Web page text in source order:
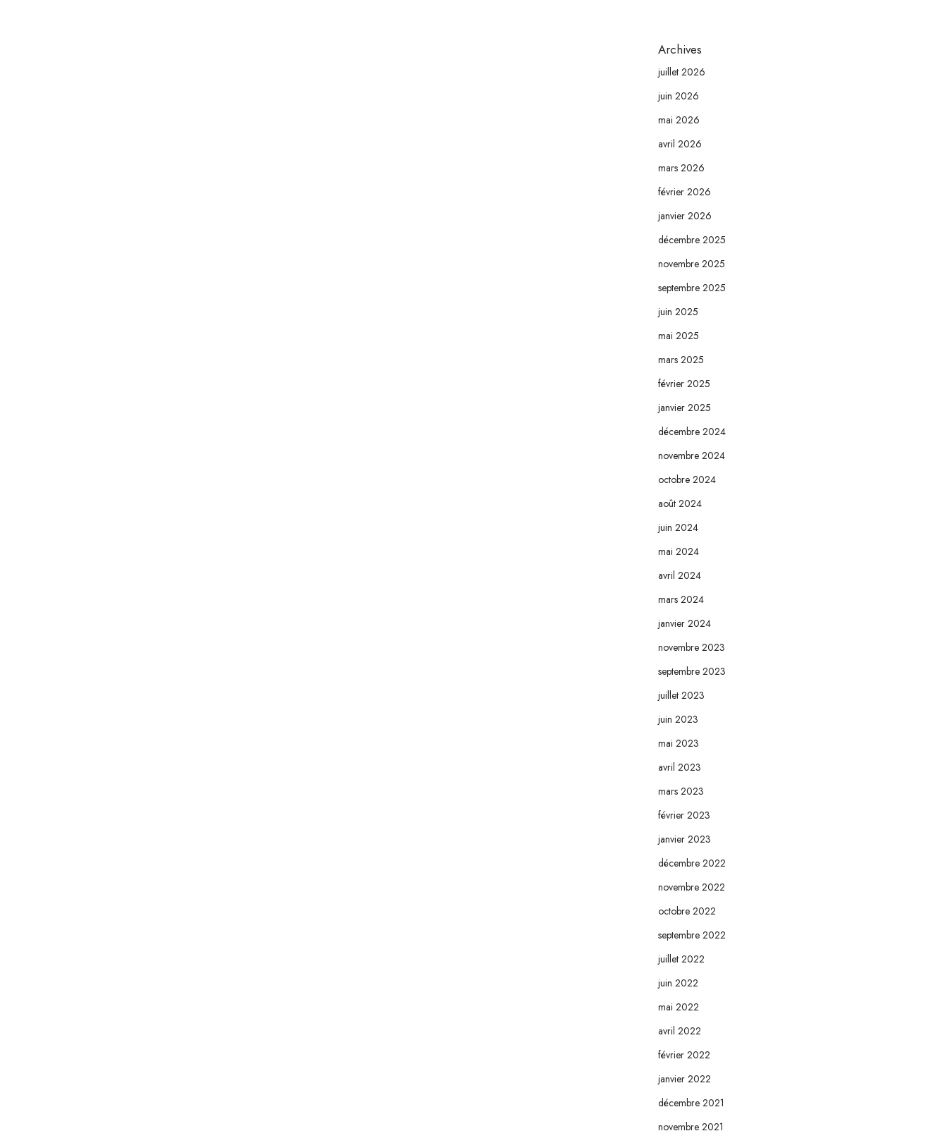
Archives
juillet 2026
juin 2026
mai 2026
avril 2026
mars 2026
février 2026
janvier 2026
décembre 2025
novembre 2025
septembre 2025
juin 2025
mai 2025
mars 2025
février 2025
janvier 2025
décembre 2024
novembre 2024
octobre 2024
août 2024
juin 2024
mai 2024
avril 2024
mars 2024
janvier 2024
novembre 2023
septembre 2023
juillet 2023
juin 2023
mai 2023
avril 2023
mars 2023
février 2023
janvier 2023
décembre 2022
novembre 2022
octobre 2022
septembre 2022
juillet 2022
juin 2022
mai 2022
avril 2022
février 2022
janvier 2022
décembre 2021
novembre 2021